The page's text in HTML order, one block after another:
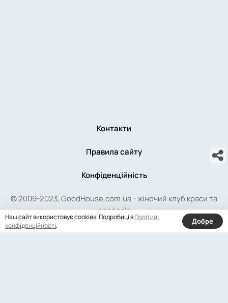
© 2009-2023, GoodHouse.com.ua - жіночий клуб краси та
здоров'я
Контакти
Правила сайту
Конфіденційність
Наш сайт використовує cookies. Подробиці вПолітиці
конфіденційності. Добре